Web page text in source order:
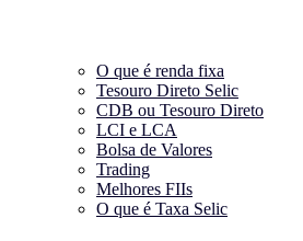
O que é renda fixa
Tesouro Direto Selic
CDB ou Tesouro Direto
LCI e LCA
Bolsa de Valores
Trading
Melhores FIIs
O que é Taxa Selic